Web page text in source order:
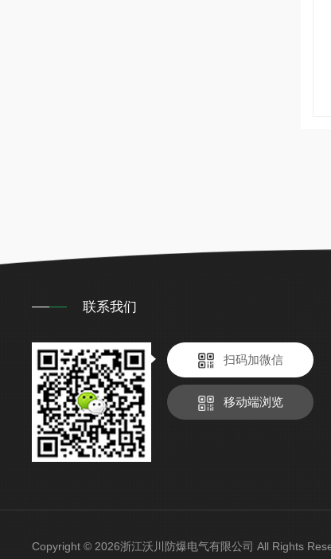
联系我们
扫码加微信
移动端浏览
Copyright © 2026浙江沃川防爆电气有限公司 All Rights